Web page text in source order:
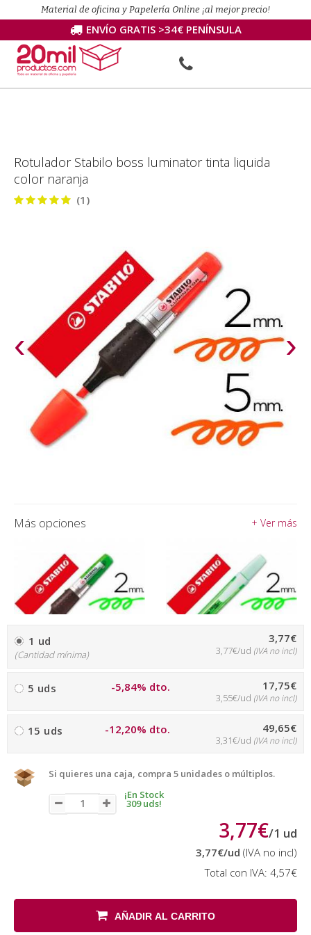
Material de oficina y Papelería Online ¡al mejor precio!
ENVÍO GRATIS >34€ PENÍNSULA
Rotulador Stabilo boss luminator tinta liquida
color naranja
(1)
‹ ›
Más opciones + Ver más
1 ud
(Cantidad mínima)
3,77€
3,77€/ud (IVA no incl)
5 uds -5,84% dto. 17,75€
3,55€/ud (IVA no incl)
15 uds -12,20% dto. 49,65€
3,31€/ud (IVA no incl)
Si quieres una caja, compra 5 unidades o múltiplos.
¡En Stock
309 uds!
3,77€/1 ud
3,77€/ud (IVA no incl)
Total con IVA: 4,57€
AÑADIR AL CARRITO